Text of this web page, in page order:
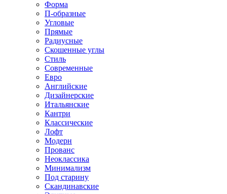
Форма
П-образные
Угловые
Прямые
Радиусные
Скошенные углы
Стиль
Современные
Евро
Английские
Дизайнерские
Итальянские
Кантри
Классические
Лофт
Модерн
Прованс
Неоклассика
Минимализм
Под старину
Скандинавские